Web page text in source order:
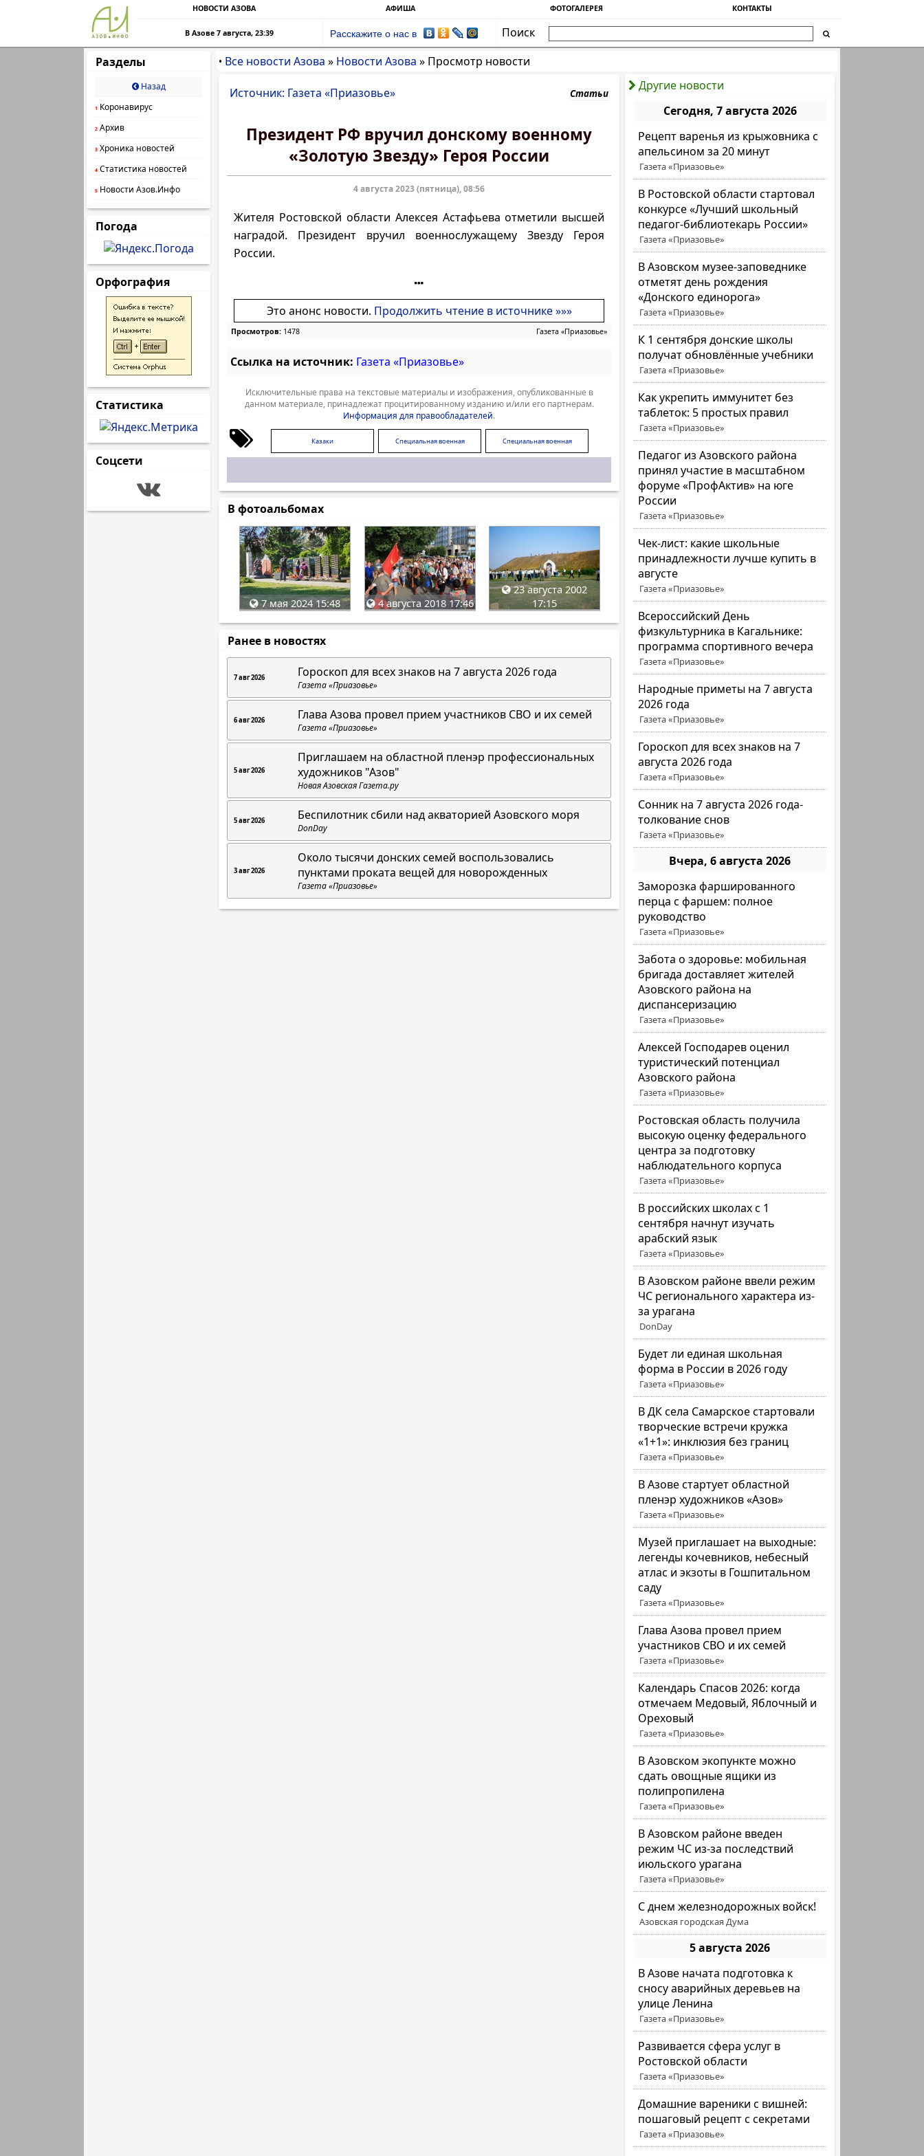
НОВОСТИ АЗОВА АФИША ФОТОГАЛЕРЕЯ КОНТАКТЫ
В Азове 7 августа, 23:39 Расскажите о нас в
Поиск
Разделы
Назад
1 Коронавирус
2 Архив
3 Хроника новостей
4 Статистика новостей
5 Новости Азов.Инфо
Погода
Орфография
Статистика
Соцсети
• Все новости Азова » Новости Азова » Просмотр новости
Другие новости
Сегодня, 7 августа 2026
Рецепт варенья из крыжовника с
апельсином за 20 минут
Газета «Приазовье»
В Ростовской области стартовал
конкурсе «Лучший школьный
педагог-библиотекарь России»
Газета «Приазовье»
В Азовском музее-заповеднике
отметят день рождения
«Донского единорога»
Газета «Приазовье»
К 1 сентября донские школы
получат обновлённые учебники
Газета «Приазовье»
Как укрепить иммунитет без
таблеток: 5 простых правил
Газета «Приазовье»
Педагог из Азовского района
принял участие в масштабном
форуме «ПрофАктив» на юге
России
Газета «Приазовье»
Чек-лист: какие школьные
принадлежности лучше купить в
августе
Газета «Приазовье»
Всероссийский День
физкультурника в Кагальнике:
программа спортивного вечера
Газета «Приазовье»
Народные приметы на 7 августа
2026 года
Газета «Приазовье»
Гороскоп для всех знаков на 7
августа 2026 года
Газета «Приазовье»
Сонник на 7 августа 2026 года-
толкование снов
Газета «Приазовье»
Вчера, 6 августа 2026
Заморозка фаршированного
перца с фаршем: полное
руководство
Газета «Приазовье»
Забота о здоровье: мобильная
бригада доставляет жителей
Азовского района на
диспансеризацию
Газета «Приазовье»
Алексей Господарев оценил
туристический потенциал
Азовского района
Газета «Приазовье»
Ростовская область получила
высокую оценку федерального
центра за подготовку
наблюдательного корпуса
Газета «Приазовье»
В российских школах с 1
сентября начнут изучать
арабский язык
Газета «Приазовье»
В Азовском районе ввели режим
ЧС регионального характера из-
за урагана
DonDay
Будет ли единая школьная
форма в России в 2026 году
Газета «Приазовье»
В ДК села Самарское стартовали
творческие встречи кружка
«1+1»: инклюзия без границ
Газета «Приазовье»
В Азове стартует областной
пленэр художников «Азов»
Газета «Приазовье»
Музей приглашает на выходные:
легенды кочевников, небесный
атлас и экзоты в Гошпитальном
саду
Газета «Приазовье»
Глава Азова провел прием
участников СВО и их семей
Газета «Приазовье»
Календарь Спасов 2026: когда
отмечаем Медовый, Яблочный и
Ореховый
Газета «Приазовье»
В Азовском экопункте можно
сдать овощные ящики из
полипропилена
Газета «Приазовье»
В Азовском районе введен
режим ЧС из-за последствий
июльского урагана
Газета «Приазовье»
С днем железнодорожных войск!
Азовская городская Дума
5 августа 2026
В Азове начата подготовка к
сносу аварийных деревьев на
улице Ленина
Газета «Приазовье»
Развивается сфера услуг в
Ростовской области
Газета «Приазовье»
Домашние вареники с вишней:
пошаговый рецепт с секретами
Газета «Приазовье»
Источник: Газета «Приазовье» Статьи
Президент РФ вручил донскому военному
«Золотую Звезду» Героя России
4 августа 2023 (пятница), 08:56
Жителя Ростовской области Алексея Астафьева отметили высшей
наградой. Президент вручил военнослужащему Звезду Героя
России.
Это анонс новости. Продолжить чтение в источнике »»»
Просмотров: 1478 Газета «Приазовье»
Ссылка на источник: Газета «Приазовье»
Исключительные права на текстовые материалы и изображения, опубликованные в
данном материале, принадлежат процитированному изданию и/или его партнерам.
Информация для правообладателей.
Казаки
Специальная военная
операция
Специальная военная
операция
В фотоальбомах
7 мая 2024 15:48 4 августа 2018 17:46
23 августа 2002
17:15
Ранее в новостях
7 авг 2026 Гороскоп для всех знаков на 7 августа 2026 года
Газета «Приазовье»
6 авг 2026 Глава Азова провел прием участников СВО и их семей
Газета «Приазовье»
5 авг 2026
Приглашаем на областной пленэр профессиональных
художников "Азов"
Новая Азовская Газета.ру
5 авг 2026 Беспилотник сбили над акваторией Азовского моря
DonDay
3 авг 2026
Около тысячи донских семей воспользовались
пунктами проката вещей для новорожденных
Газета «Приазовье»